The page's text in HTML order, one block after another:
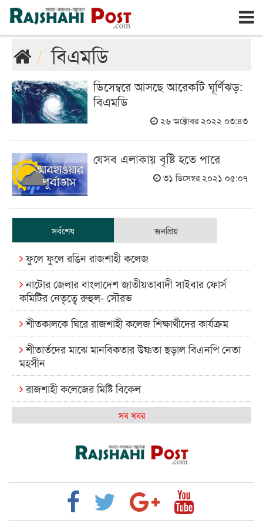
রাজশাহী সোমবার, ১০ই আগস্ট ২০২৬, ২৭শে শ্রাবণ ১৪৩৩
বিএমডি
ডিসেম্বরে আসছে আরেকটি ঘূর্ণিঝড়:
বিএমডি
২৬ অক্টোবর ২০২২ ০৩:৪৩
যেসব এলাকায় বৃষ্টি হতে পারে
৩১ ডিসেম্বর ২০২১ ০৫:০৭
সর্বশেষ জনপ্রিয়
ফুলে ফুলে রঙিন রাজশাহী কলেজ
নাটোর জেলার বাংলাদেশ জাতীয়তাবাদী সাইবার ফোর্স
কমিটির নেতৃত্বে রুহুল- সৌরভ
শীতকালকে ঘিরে রাজশাহী কলেজ শিক্ষার্থীদের কার্যক্রম
শীতার্তদের মাঝে মানবিকতার উষ্ণতা ছড়াল বিএনপি নেতা
মহসীন
রাজশাহী কলেজের মিষ্টি বিকেল
কেমন আছে আমাদের দেশের মধ্যবিত্তরা
রাজশাইন একাডেমির ফল প্রকাশ ও পুরস্কার বিতরণ
রাজশাহী কলেজের শিক্ষার্থী শাখাওয়াত পেলেন স্টার
এক্সিলেন্স অ্যাওয়ার্ড
সব খবর